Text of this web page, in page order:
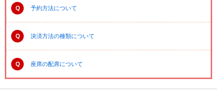
Q 予約方法について
Q 決済方法の種類について
Q 座席の配席について